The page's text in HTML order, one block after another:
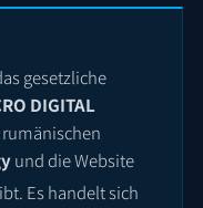
gesetzliche
DIGITAL
rumänischen
und die Website
Es handelt sich